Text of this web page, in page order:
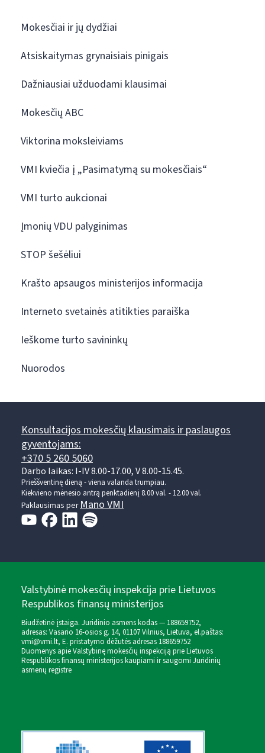
Mokesčiai ir jų dydžiai
Atsiskaitymas grynaisiais pinigais
Dažniausiai užduodami klausimai
Mokesčių ABC
Viktorina moksleiviams
VMI kviečia į „Pasimatymą su mokesčiais“
VMI turto aukcionai
Įmonių VDU palyginimas
STOP šešėliui
Krašto apsaugos ministerijos informacija
Interneto svetainės atitikties paraiška
Ieškome turto savininkų
Nuorodos
Konsultacijos mokesčių klausimais ir paslaugos
gyventojams:
+370 5 260 5060
Darbo laikas: I-IV 8.00-17.00, V 8.00-15.45.
Prieššventinę dieną - viena valanda trumpiau.
Kiekvieno mėnesio antrą penktadienį 8.00 val. - 12.00 val.
Paklausimas perMano VMI
Valstybinė mokesčių inspekcija prie Lietuvos
Respublikos finansų ministerijos
Biudžetinė įstaiga. Juridinio asmens kodas — 188659752,
adresas: Vasario 16-osios g. 14, 01107 Vilnius, Lietuva, el.paštas:
vmi@vmi.lt, E. pristatymo dėžutės adresas 188659752
Duomenys apie Valstybinę mokesčių inspekciją prie Lietuvos
Respublikos finansų ministerijos kaupiami ir saugomi Juridinių
asmenų registre